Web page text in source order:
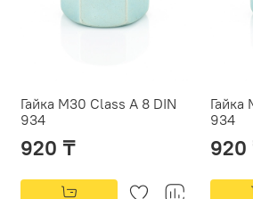
Гайка М30 Class A 8 DIN
934
920 ₸
Гайка
934
920